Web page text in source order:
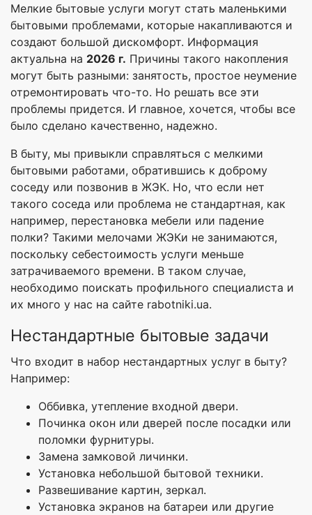
Мелкие бытовые услуги могут стать маленькими
бытовыми проблемами, которые накапливаются и
создают большой дискомфорт. Информация
актуальна на 2026 г. Причины такого накопления
могут быть разными: занятость, простое неумение
отремонтировать что-то. Но решать все эти
проблемы придется. И главное, хочется, чтобы все
было сделано качественно, надежно.
В быту, мы привыкли справляться с мелкими
бытовыми работами, обратившись к доброму
соседу или позвонив в ЖЭК. Но, что если нет
такого соседа или проблема не стандартная, как
например, перестановка мебели или падение
полки? Такими мелочами ЖЭКи не занимаются,
поскольку себестоимость услуги меньше
затрачиваемого времени. В таком случае,
необходимо поискать профильного специалиста и
их много у нас на сайте rabotniki.ua.
Нестандартные бытовые задачи
Что входит в набор нестандартных услуг в быту?
Например:
Оббивка, утепление входной двери.
Починка окон или дверей после посадки или
поломки фурнитуры.
Замена замковой личинки.
Установка небольшой бытовой техники.
Развешивание картин, зеркал.
Установка экранов на батареи или другие